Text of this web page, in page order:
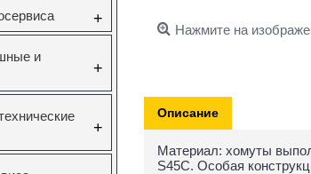
+
и
+
+
Нажмите на
Описание
Материал: хомуты
S45C. Особая